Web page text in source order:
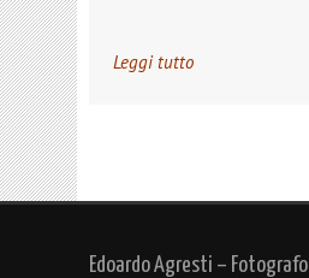
Leggi tutto
Edoardo Agresti – Fotografo